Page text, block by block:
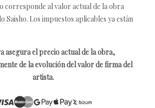
corresponde al valor actual de la obra
Saisho. Los impuestos aplicables ya están
asegura el precio actual de la obra,
de la evolución del valor de firma del
artista.